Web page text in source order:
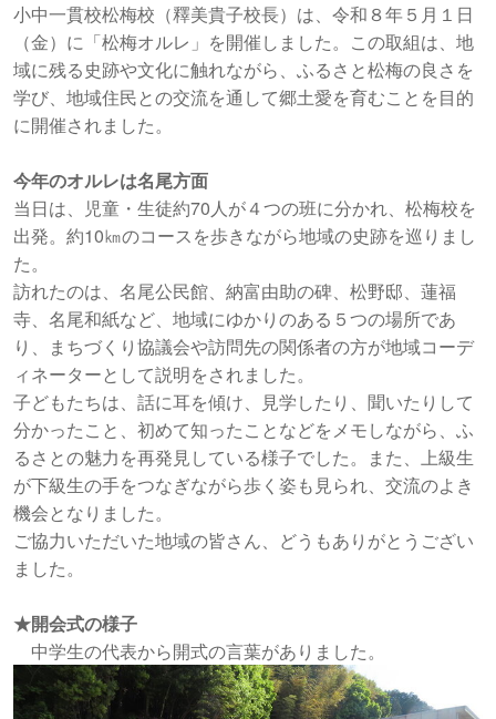
小中一貫校松梅校（釋美貴子校長）は、令和８年５月１日
（金）に「松梅オルレ」を開催しました。この取組は、地
域に残る史跡や文化に触れながら、ふるさと松梅の良さを
学び、地域住民との交流を通して郷土愛を育むことを目的
に開催されました。
今年のオルレは名尾方面
当日は、児童・生徒約70人が４つの班に分かれ、松梅校を
出発。約10㎞のコースを歩きながら地域の史跡を巡りまし
た。
訪れたのは、名尾公民館、納富由助の碑、松野邸、蓮福
寺、名尾和紙など、地域にゆかりのある５つの場所であ
り、まちづくり協議会や訪問先の関係者の方が地域コーデ
ィネーターとして説明をされました。
子どもたちは、話に耳を傾け、見学したり、聞いたりして
分かったこと、初めて知ったことなどをメモしながら、ふ
るさとの魅力を再発見している様子でした。また、上級生
が下級生の手をつなぎながら歩く姿も見られ、交流のよき
機会となりました。
ご協力いただいた地域の皆さん、どうもありがとうござい
ました。
★開会式の様子
中学生の代表から開式の言葉がありました。